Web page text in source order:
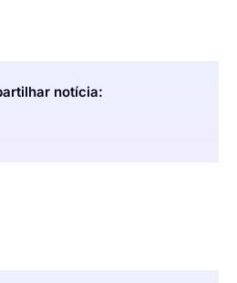
notícia: